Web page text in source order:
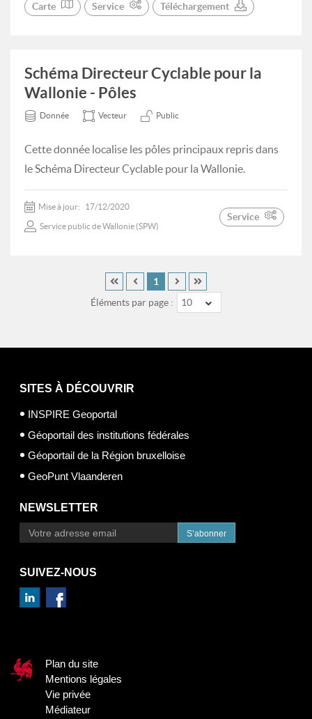
Carte Service Téléchargement
Schéma Directeur Cyclable pour la
Wallonie - Pôles
Donnée Vecteur Public
Cette donnée localise les pôles principaux repris dans
le Schéma Directeur Cyclable pour la Wallonie.
Mise à jour: 17/12/2020
Service public de Wallonie (SPW)
Service
Éléments par page : 10
1
SITES À DÉCOUVRIR
INSPIRE Geoportal
Géoportail des institutions fédérales
Géoportail de la Région bruxelloise
GeoPunt Vlaanderen
NEWSLETTER
S’abonner
SUIVEZ-NOUS
Plan du site
Mentions légales
Vie privée
Médiateur